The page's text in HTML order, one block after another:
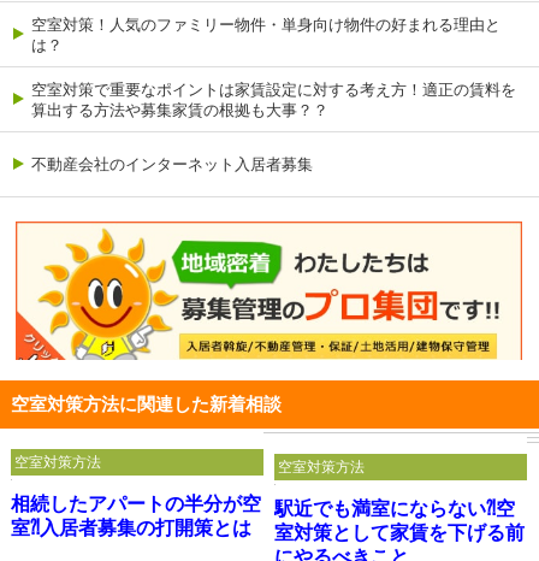
空室対策！人気のファミリー物件・単身向け物件の好まれる理由と
は？
空室対策で重要なポイントは家賃設定に対する考え方！適正の賃料を
算出する方法や募集家賃の根拠も大事？？
不動産会社のインターネット入居者募集
空室対策方法に関連した新着相談
相続したアパートの半分が空
室⁈入居者募集の打開策とは
空室対策方法
駅近でも満室にならない⁈空
室対策として家賃を下げる前
空室対策方法